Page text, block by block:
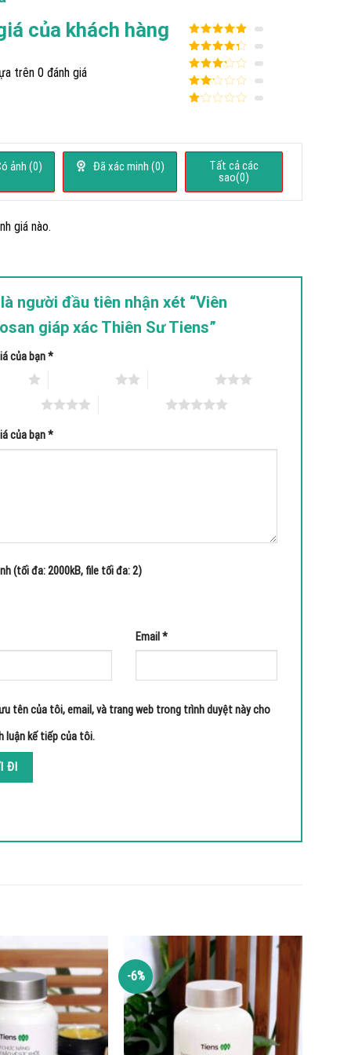
của khách hàng
trên 0 đánh giá
Được xếp
hạng
5
5
sao
Được xếp
hạng
4
5
sao
Được
xếp
hạng3
Được
sao
1
ảnh (0) Đã xác minh (0)
Tất cả các
sao(0)
giá nào.
người đầu tiên nhận xét “Viên
giáp xác Thiên Sư Tiens”
của bạn*
của bạn*
(tối đa: 2000kB, file tối đa: 2)
Email *
tên của tôi, email, và trang web trong trình duyệt này cho
luận kế tiếp của tôi.
-6%